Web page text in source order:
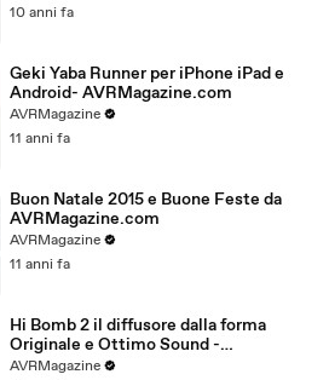
10 anni fa
Geki Yaba Runner per iPhone iPad e
Android- AVRMagazine.com
AVRMagazine
11 anni fa
Buon Natale 2015 e Buone Feste da
AVRMagazine.com
AVRMagazine
11 anni fa
Hi Bomb 2 il diffusore dalla forma
Originale e Ottimo Sound -
AVRMagazine.com
AVRMagazine